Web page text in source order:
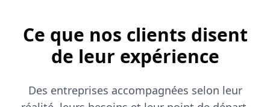
Ce que nos clients disent
de leur expérience
Des entreprises accompagnées selon leur